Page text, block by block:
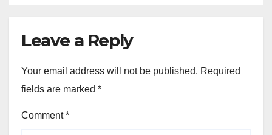
Leave a Reply
Your email address will not be published. Required
fields are marked *
Comment*